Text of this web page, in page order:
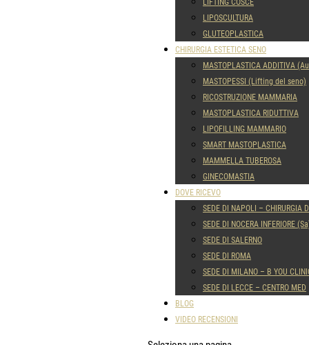
LIFTING COSCE
LIPOSCULTURA
GLUTEOPLASTICA
CHIRURGIA ESTETICA SENO
MASTOPLASTICA ADDITIVA
MASTOPESSI (Lifting del seno)
RICOSTRUZIONE MAMMARIA
MASTOPLASTICA RIDUTTIVA
LIPOFILLING MAMMARIO
SMART MASTOPLASTICA
MAMMELLA TUBEROSA
GINECOMASTIA
DOVE RICEVO
SEDE DI NAPOLI – CHIRURGIA
SEDE DI NOCERA INFERIORE
SEDE DI SALERNO
SEDE DI ROMA
SEDE DI MILANO – B YOU
SEDE DI LECCE – CENTRO MED
BLOG
VIDEO RECENSIONI